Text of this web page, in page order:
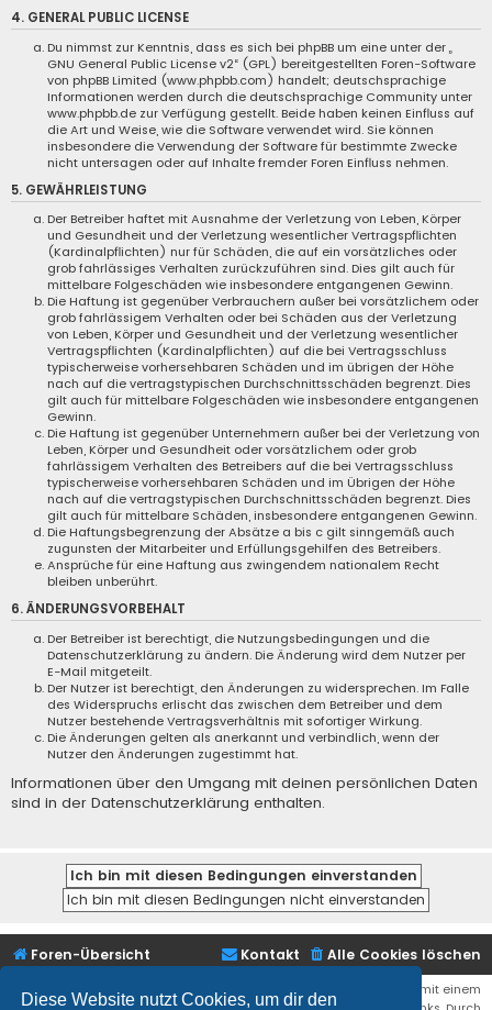
Diese Website nutzt Cookies, um dir den
4. GENERAL PUBLIC LICENSE
Du nimmst zur Kenntnis, dass es sich bei phpBB um eine unter der „
GNU General Public License v2“ (GPL) bereitgestellten Foren-Software
von phpBB Limited (www.phpbb.com) handelt; deutschsprachige
Informationen werden durch die deutschsprachige Community unter
www.phpbb.de zur Verfügung gestellt. Beide haben keinen Einfluss auf
die Art und Weise, wie die Software verwendet wird. Sie können
insbesondere die Verwendung der Software für bestimmte Zwecke
nicht untersagen oder auf Inhalte fremder Foren Einfluss nehmen.
5. GEWÄHRLEISTUNG
Der Betreiber haftet mit Ausnahme der Verletzung von Leben, Körper
und Gesundheit und der Verletzung wesentlicher Vertragspflichten
(Kardinalpflichten) nur für Schäden, die auf ein vorsätzliches oder
grob fahrlässiges Verhalten zurückzuführen sind. Dies gilt auch für
mittelbare Folgeschäden wie insbesondere entgangenen Gewinn.
Die Haftung ist gegenüber Verbrauchern außer bei vorsätzlichem oder
grob fahrlässigem Verhalten oder bei Schäden aus der Verletzung
von Leben, Körper und Gesundheit und der Verletzung wesentlicher
Vertragspflichten (Kardinalpflichten) auf die bei Vertragsschluss
typischerweise vorhersehbaren Schäden und im übrigen der Höhe
nach auf die vertragstypischen Durchschnittsschäden begrenzt. Dies
gilt auch für mittelbare Folgeschäden wie insbesondere entgangenen
Gewinn.
Die Haftung ist gegenüber Unternehmern außer bei der Verletzung von
Leben, Körper und Gesundheit oder vorsätzlichem oder grob
fahrlässigem Verhalten des Betreibers auf die bei Vertragsschluss
typischerweise vorhersehbaren Schäden und im Übrigen der Höhe
nach auf die vertragstypischen Durchschnittsschäden begrenzt. Dies
gilt auch für mittelbare Schäden, insbesondere entgangenen Gewinn.
Die Haftungsbegrenzung der Absätze a bis c gilt sinngemäß auch
zugunsten der Mitarbeiter und Erfüllungsgehilfen des Betreibers.
Ansprüche für eine Haftung aus zwingendem nationalem Recht
bleiben unberührt.
6. ÄNDERUNGSVORBEHALT
Der Betreiber ist berechtigt, die Nutzungsbedingungen und die
Datenschutzerklärung zu ändern. Die Änderung wird dem Nutzer per
E-Mail mitgeteilt.
Der Nutzer ist berechtigt, den Änderungen zu widersprechen. Im Falle
des Widerspruchs erlischt das zwischen dem Betreiber und dem
Nutzer bestehende Vertragsverhältnis mit sofortiger Wirkung.
Die Änderungen gelten als anerkannt und verbindlich, wenn der
Nutzer den Änderungen zugestimmt hat.
Informationen über den Umgang mit deinen persönlichen Daten
sind in der Datenschutzerklärung enthalten.
Foren-Übersicht Alle Cookies löschen
Kontakt
Bei den Links zu Shops (Amazon, Ebay, Aliexpress, ...) und Links, die mit einem